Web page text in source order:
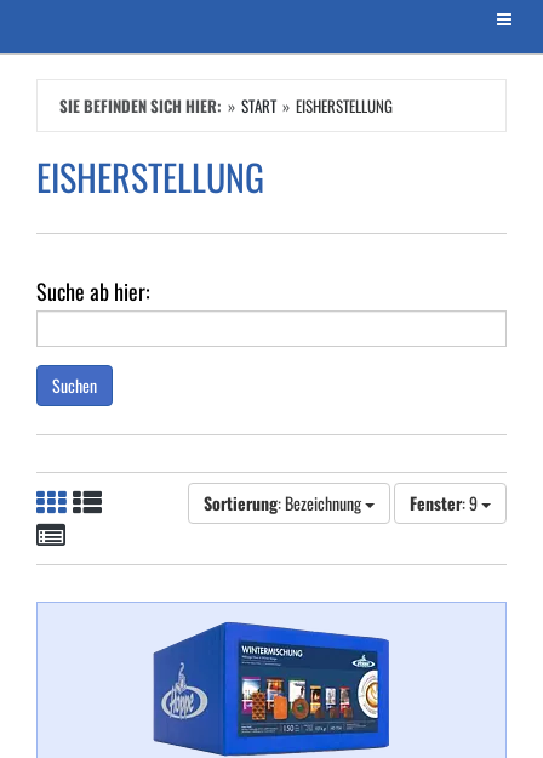
Menü
SIE BEFINDEN SICH HIER: START EISHERSTELLUNG
EISHERSTELLUNG
Suche ab hier:
Suchen
Sortierung: Bezeichnung Fenster: 9